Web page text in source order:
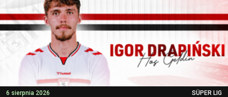
6 sierpnia 2026 SÜPER LIG